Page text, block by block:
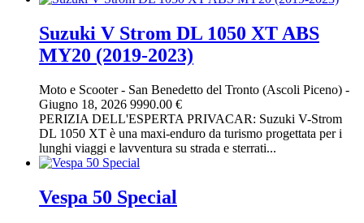
Suzuki V Strom DL 1050 XT ABS
MY20 (2019-2023)
Moto e Scooter- San Benedetto del Tronto (Ascoli Piceno) -
Giugno 18, 2026 9990.00 €
PERIZIA DELL'ESPERTA PRIVACAR: Suzuki V-Strom
DL 1050 XT è una maxi-enduro da turismo progettata per i
lunghi viaggi e lavventura su strada e sterrati...
Vespa 50 Special